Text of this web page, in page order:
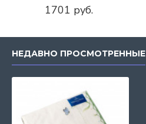
1701 руб.
НЕДАВНО ПРОСМОТРЕННЫЕ